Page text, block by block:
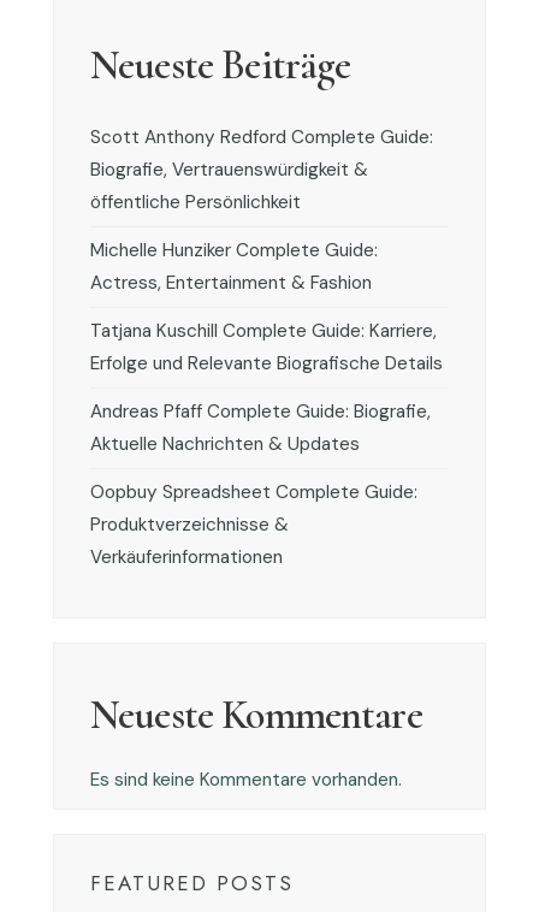
Neueste Beiträge
Scott Anthony Redford Complete Guide:
Biografie, Vertrauenswürdigkeit &
öffentliche Persönlichkeit
Michelle Hunziker Complete Guide:
Actress, Entertainment & Fashion
Tatjana Kuschill Complete Guide: Karriere,
Erfolge und Relevante Biografische Details
Andreas Pfaff Complete Guide: Biografie,
Aktuelle Nachrichten & Updates
Oopbuy Spreadsheet Complete Guide:
Produktverzeichnisse &
Verkäuferinformationen
Neueste Kommentare
Es sind keine Kommentare vorhanden.
FEATURED POSTS